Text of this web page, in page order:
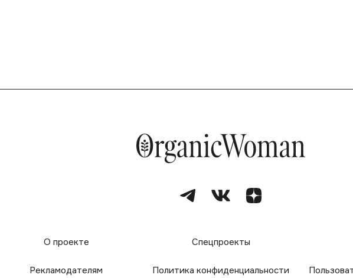
О проекте Спецпроекты
Рекламодателям Политика конфиденциальности